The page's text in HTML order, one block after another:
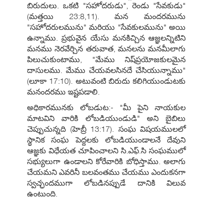
బిరుదులు. ఒకటి "సహోదరుడు", రెండు "సేవకుడు"
(మత్తయి 23:8,11). మన మందరమును
"సహోదరులమును" మరియు "సేవకులమును" అయి
ఉన్నాము. ప్రభువైన యేసు మనకిచ్చిన ఆజ్ఞలన్నిటిని
మనము నెరవేర్చిన తరువాత, మనలను మనమీలాగు
పిలుచుకుంటాము, "మేము నిష్‍ప్రయోజకులమైన
దాసులము. మేము చేయవలసినదే చేసియున్నాము"
(లూకా 17:10). అటువంటి బిరుదు కలిగియుండుటకు
మనందరము ఇష్టపడాలి.
అధికారమునకు లోబడుట:- "మీ పైని నాయకుల
మాటవిని వారికి లోబడియుండుడి" అని బైబిలు
చెప్పుచున్నది (హెబ్రీ 13:17). సంఘ విషయములలో
స్థానిక సంఘ పెద్దలకు లోబడియుండాలనే దేవుని
ఆజ్ఞకు విధేయత చూపించాలని సి.ఎఫ్.సి సంఘములో
సభ్యులుగా ఉండాలని కోరేవారికి బోధిస్తాము. అలాగు
చేయమని ఎవరినీ బలవంతము చేయము ఎందుకనగా
స్వచ్ఛందముగా లోబడినప్పుడే దానికి విలువ
ఉంటుంది.